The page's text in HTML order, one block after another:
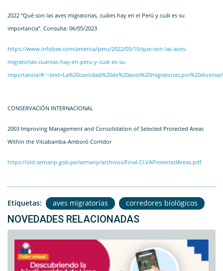
2022 “Qué son las aves migratorias, cuáles hay en el Perú y cuál es su
importancia”. Consulta: 06/05/2023
https://www.infobae.com/america/peru/2022/05/10/que-son-las-aves-
migratorias-cuantas-hay-en-peru-y-cual-es-su-
importancia/
CONSERVACIÓN INTERNACIONAL
2003 Improving Management and Consolidation of Selected Protected Areas
Within the Vilcabamba-Amboró Corridor
https://old.sernanp.gob.pe/sernanp/archivos/Final.CI.VAProtectedAreas.pdf
Etiquetas: aves migratorias corredores biológicos
NOVEDADES RELACIONADAS